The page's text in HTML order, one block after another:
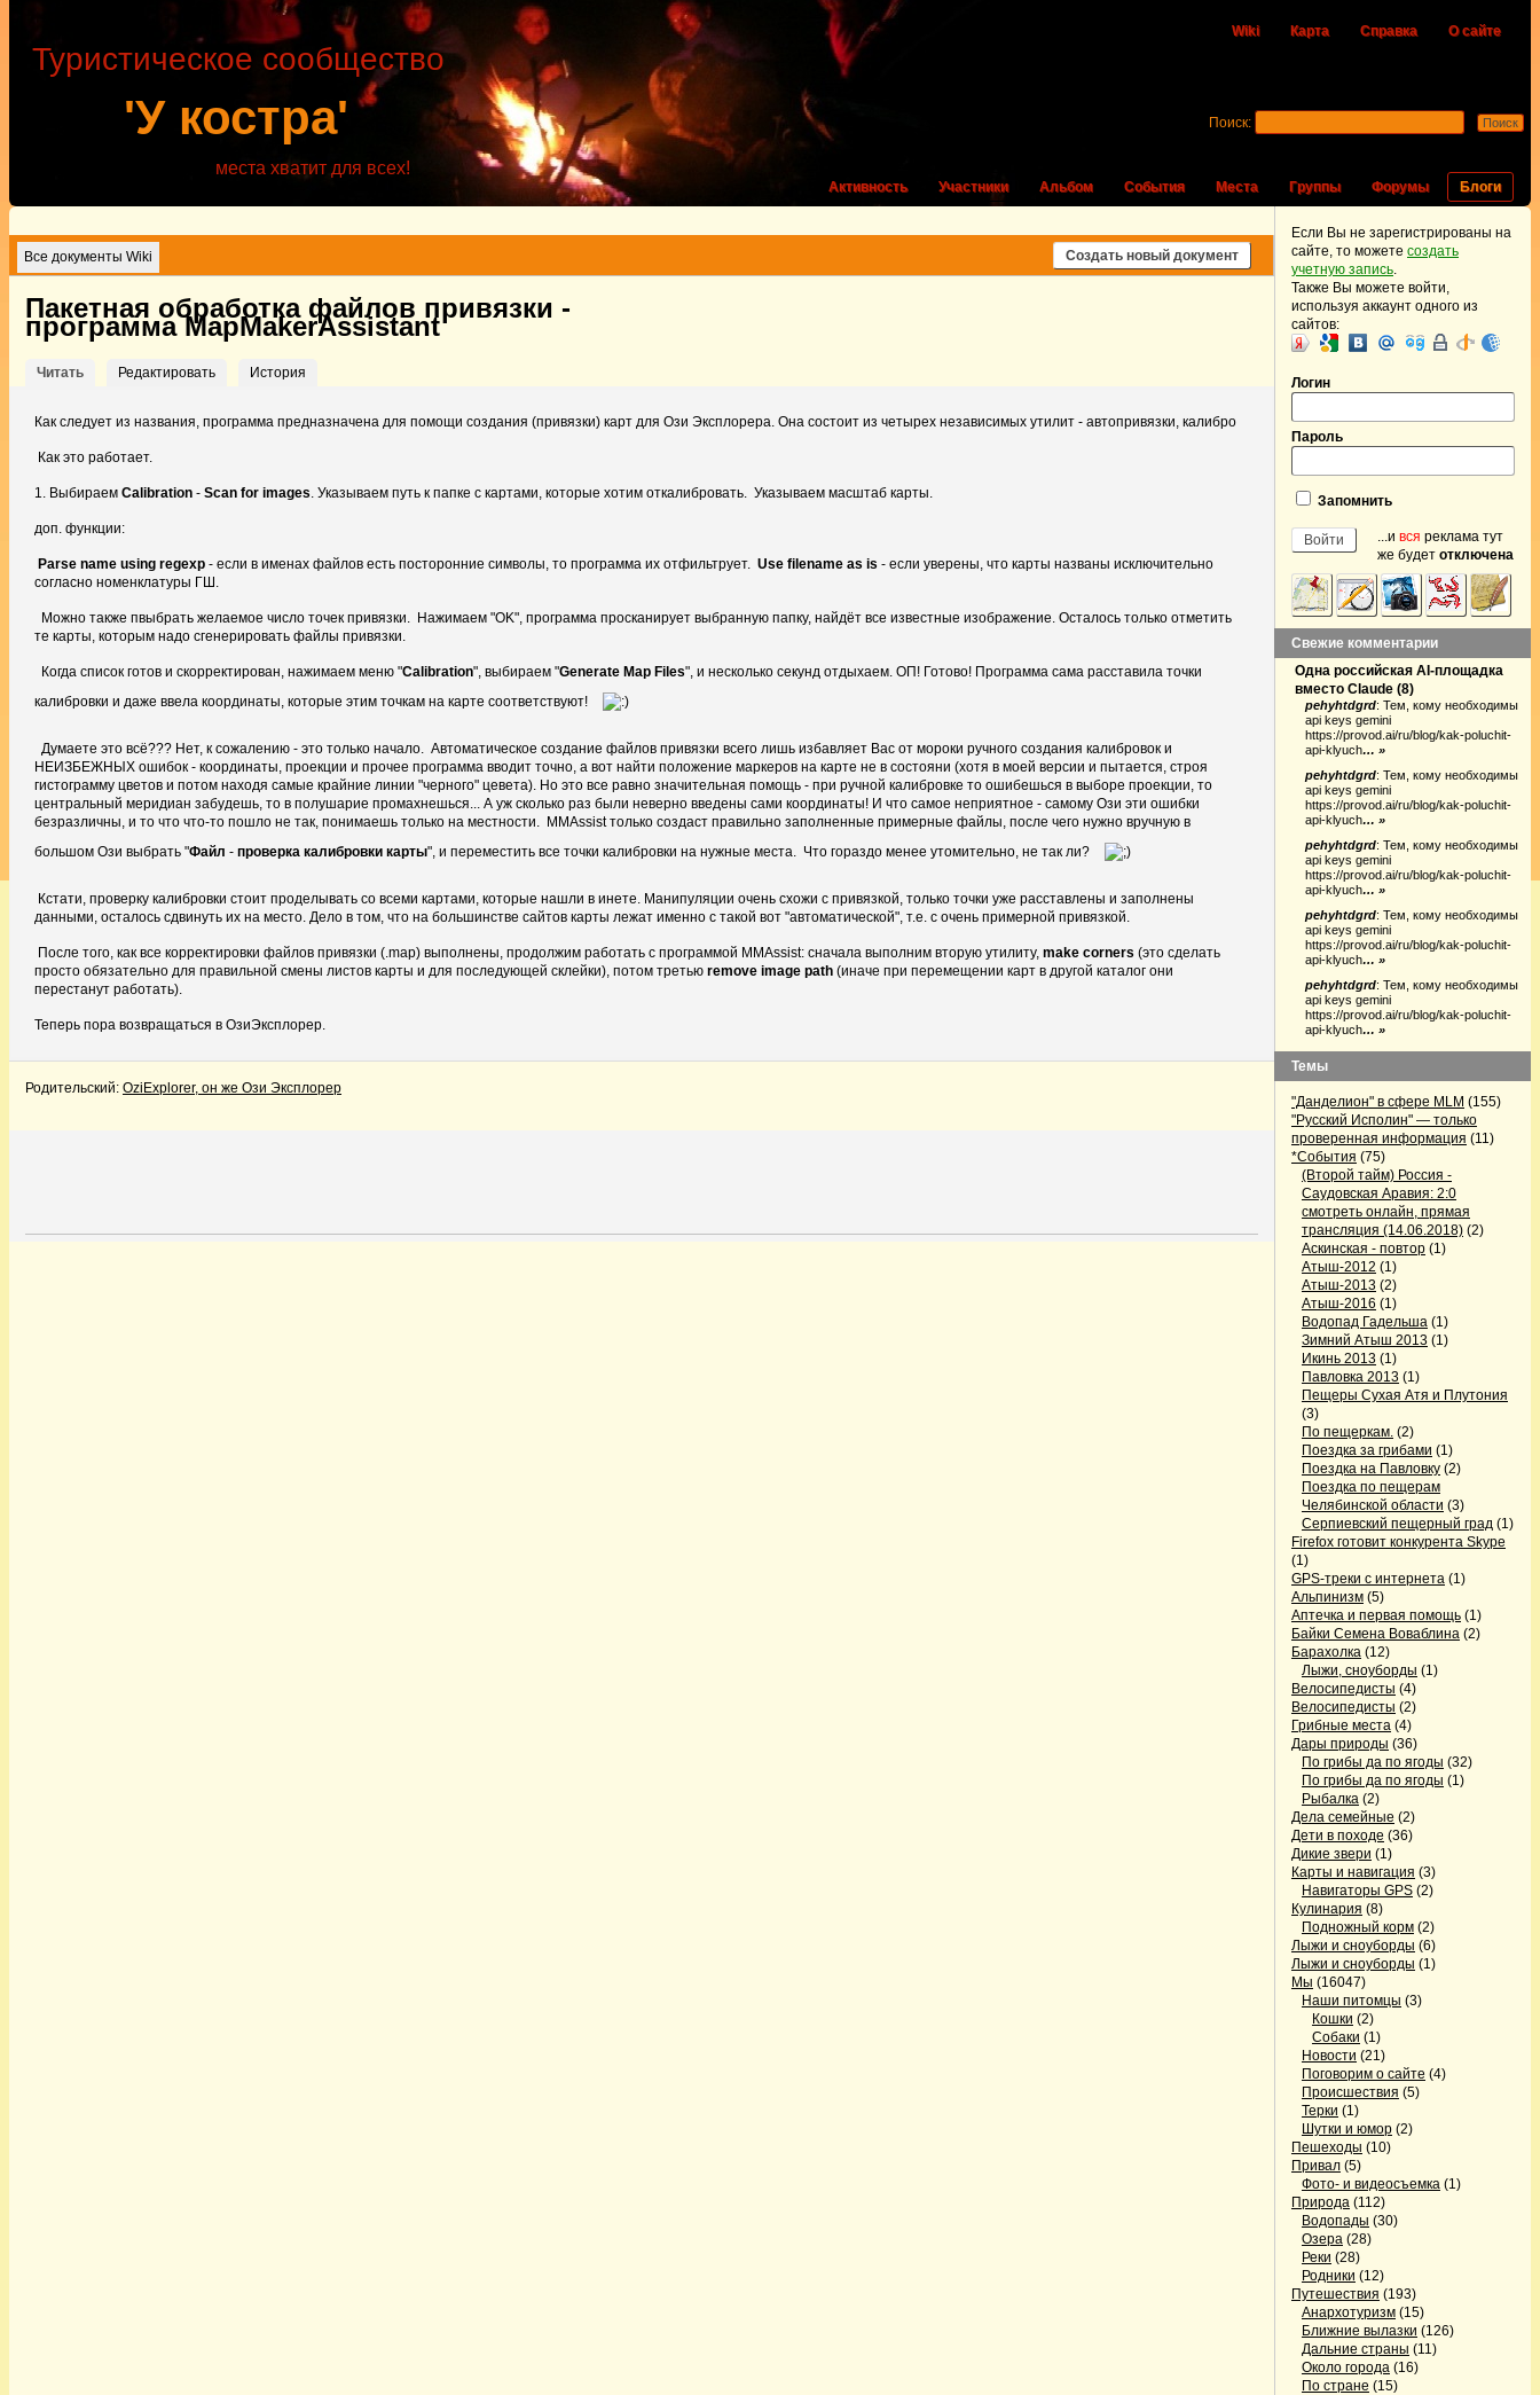
Wiki Карта Справка О сайте
'У костра'
Туристическое сообщество
места хватит для всех!
Активность Участники Альбом События Места Группы Форумы Блоги
Поиск:
Все документы Wiki Создать новый документ
Пакетная обработка файлов привязки -
программа MapMakerAssistant
Читать Редактировать История
Как следует из названия, программа предназначена для помощи создания (привязки) карт для Ози Эксплорера. Она состоит из четырех независимых утилит - автопривязки, калибро
Как это работает.
1. Выбираем Calibration - Scan for images. Указываем путь к папке с картами, которые хотим откалибровать. Указываем масштаб карты.
доп. функции:
Parse name using regexp - если в именах файлов есть посторонние символы, то программа их отфильтрует. Use filename as is - если уверены, что карты названы исключительно
согласно номенклатуры ГШ.
Можно также пвыбрать желаемое число точек привязки. Нажимаем "OK", программа просканирует выбранную папку, найдёт все известные изображение. Осталось только отметить
те карты, которым надо сгенерировать файлы привязки.
Когда список готов и скорректирован, нажимаем меню "Calibration", выбираем "Generate Map Files", и несколько секунд отдыхаем. ОП! Готово! Программа сама расставила точки
калибровки и даже ввела координаты, которые этим точкам на карте соответствуют!
Думаете это всё??? Нет, к сожалению - это только начало. Автоматическое создание файлов привязки всего лишь избавляет Вас от мороки ручного создания калибровок и
НЕИЗБЕЖНЫХ ошибок - координаты, проекции и прочее программа вводит точно, а вот найти положение маркеров на карте не в состояни (хотя в моей версии и пытается, строя
гистограмму цветов и потом находя самые крайние линии "черного" цевета). Но это все равно значительная помощь - при ручной калибровке то ошибешься в выборе проекции, то
центральный меридиан забудешь, то в полушарие промахнешься... А уж сколько раз были неверно введены сами координаты! И что самое неприятное - самому Ози эти ошибки
безразличны, и то что что-то пошло не так, понимаешь только на местности. MMAssist только создаст правильно заполненные примерные файлы, после чего нужно вручную в
большом Ози выбрать "Файл - проверка калибровки карты", и переместить все точки калибровки на нужные места. Что гораздо менее утомительно, не так ли?
Кстати, проверку калибровки стоит проделывать со всеми картами, которые нашли в инете. Манипуляции очень схожи с привязкой, только точки уже расставлены и заполнены
данными, осталось сдвинуть их на место. Дело в том, что на большинстве сайтов карты лежат именно с такой вот "автоматической", т.е. с очень примерной привязкой.
После того, как все корректировки файлов привязки (.map) выполнены, продолжим работать с программой MMAssist: сначала выполним вторую утилиту, make corners (это сделать
просто обязательно для правильной смены листов карты и для последующей склейки), потом третью remove image path (иначе при перемещении карт в другой каталог они
перестанут работать).
Теперь пора возвращаться в ОзиЭксплорер.
Родительский: OziExplorer, он же Ози Эксплорер
Если Вы не зарегистрированы на
сайте, то можете создать
учетную запись.
Также Вы можете войти,
используя аккаунт одного из
сайтов:
Логин
Пароль
Запомнить
...и вся реклама тут
же будет отключена
Свежие комментарии
Одна российская AI-площадка
вместо Claude (8)
pehyhtdgrd: Тем, кому необходимы
api keys gemini
https://provod.ai/ru/blog/kak-poluchit-
api-klyuch… »
pehyhtdgrd: Тем, кому необходимы
api keys gemini
https://provod.ai/ru/blog/kak-poluchit-
api-klyuch… »
pehyhtdgrd: Тем, кому необходимы
api keys gemini
https://provod.ai/ru/blog/kak-poluchit-
api-klyuch… »
pehyhtdgrd: Тем, кому необходимы
api keys gemini
https://provod.ai/ru/blog/kak-poluchit-
api-klyuch… »
pehyhtdgrd: Тем, кому необходимы
api keys gemini
https://provod.ai/ru/blog/kak-poluchit-
api-klyuch… »
Темы
"Данделион" в сфере MLM (155)
"Русский Исполин" — только
проверенная информация (11)
*События (75)
(Второй тайм) Россия -
Саудовская Аравия: 2:0
смотреть онлайн, прямая
трансляция (14.06.2018) (2)
Аскинская - повтор (1)
Атыш-2012 (1)
Атыш-2013 (2)
Атыш-2016 (1)
Водопад Гадельша (1)
Зимний Атыш 2013 (1)
Икинь 2013 (1)
Павловка 2013 (1)
Пещеры Сухая Атя и Плутония
(3)
По пещеркам. (2)
Поездка за грибами (1)
Поездка на Павловку (2)
Поездка по пещерам
Челябинской области (3)
Серпиевский пещерный град (1)
Firefox готовит конкурента Skype
(1)
GPS-треки с интернета (1)
Альпинизм (5)
Аптечка и первая помощь (1)
Байки Семена Воваблина (2)
Барахолка (12)
Лыжи, сноуборды (1)
Велосипедисты (4)
Велосипедисты (2)
Грибные места (4)
Дары природы (36)
По грибы да по ягоды (32)
По грибы да по ягоды (1)
Рыбалка (2)
Дела семейные (2)
Дети в походе (36)
Дикие звери (1)
Карты и навигация (3)
Навигаторы GPS (2)
Кулинария (8)
Подножный корм (2)
Лыжи и сноуборды (6)
Лыжи и сноуборды (1)
Мы (16047)
Наши питомцы (3)
Кошки (2)
Собаки (1)
Новости (21)
Поговорим о сайте (4)
Происшествия (5)
Терки (1)
Шутки и юмор (2)
Пешеходы (10)
Привал (5)
Фото- и видеосъемка (1)
Природа (112)
Водопады (30)
Озера (28)
Реки (28)
Родники (12)
Путешествия (193)
Анархотуризм (15)
Ближние вылазки (126)
Дальние страны (11)
Около города (16)
По стране (15)